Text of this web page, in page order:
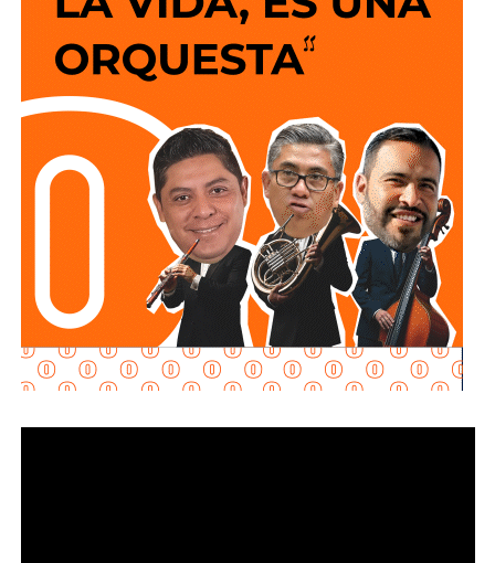
social “Lavanderías Gratuitas”, el mandatario estatal
manifestó el interés de que Soledad fuera de los primeros
municipios beneficiados, por lo que se expresó la
disposición del Ayuntamiento para colaborar en la
consolidación de este proyecto, el cual ahora comienza a
materializarse en un espacio del Sistema Municipal para
el Desarrollo Integral de la Familia (DIF) destinado al
bienestar de las familias.
de las familias, porque les permitirá ahorrar tiempo y